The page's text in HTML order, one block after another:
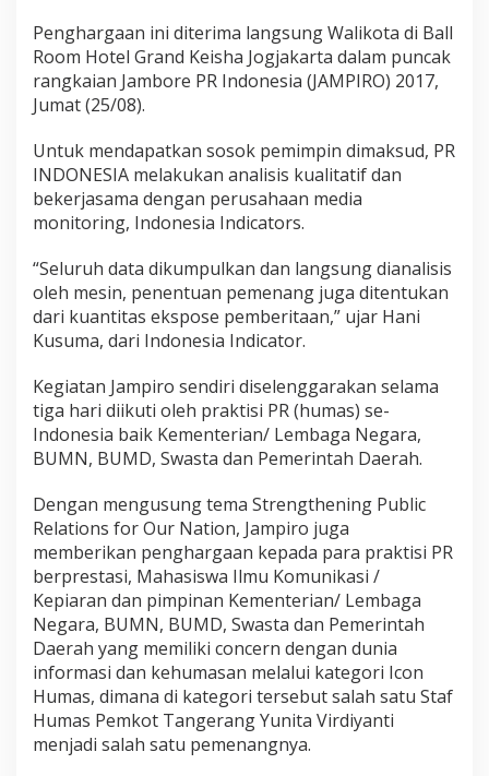
Penghargaan ini diterima langsung Walikota di Ball
Room Hotel Grand Keisha Jogjakarta dalam puncak
rangkaian Jambore PR Indonesia (JAMPIRO) 2017,
Jumat (25/08).
Untuk mendapatkan sosok pemimpin dimaksud, PR
INDONESIA melakukan analisis kualitatif dan
bekerjasama dengan perusahaan media
monitoring, Indonesia Indicators.
“Seluruh data dikumpulkan dan langsung dianalisis
oleh mesin, penentuan pemenang juga ditentukan
dari kuantitas ekspose pemberitaan,” ujar Hani
Kusuma, dari Indonesia Indicator.
Kegiatan Jampiro sendiri diselenggarakan selama
tiga hari diikuti oleh praktisi PR (humas) se-
Indonesia baik Kementerian/ Lembaga Negara,
BUMN, BUMD, Swasta dan Pemerintah Daerah.
Dengan mengusung tema Strengthening Public
Relations for Our Nation, Jampiro juga
memberikan penghargaan kepada para praktisi PR
berprestasi, Mahasiswa Ilmu Komunikasi /
Kepiaran dan pimpinan Kementerian/ Lembaga
Negara, BUMN, BUMD, Swasta dan Pemerintah
Daerah yang memiliki concern dengan dunia
informasi dan kehumasan melalui kategori Icon
Humas, dimana di kategori tersebut salah satu Staf
Humas Pemkot Tangerang Yunita Virdiyanti
menjadi salah satu pemenangnya.